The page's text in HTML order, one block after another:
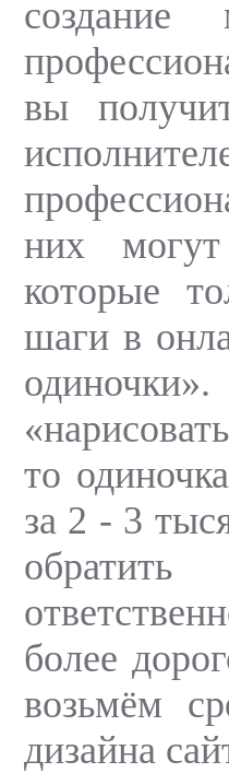
вы
них
которые
шаги в
то
за 2 - 3
более
возьмём
дизайна